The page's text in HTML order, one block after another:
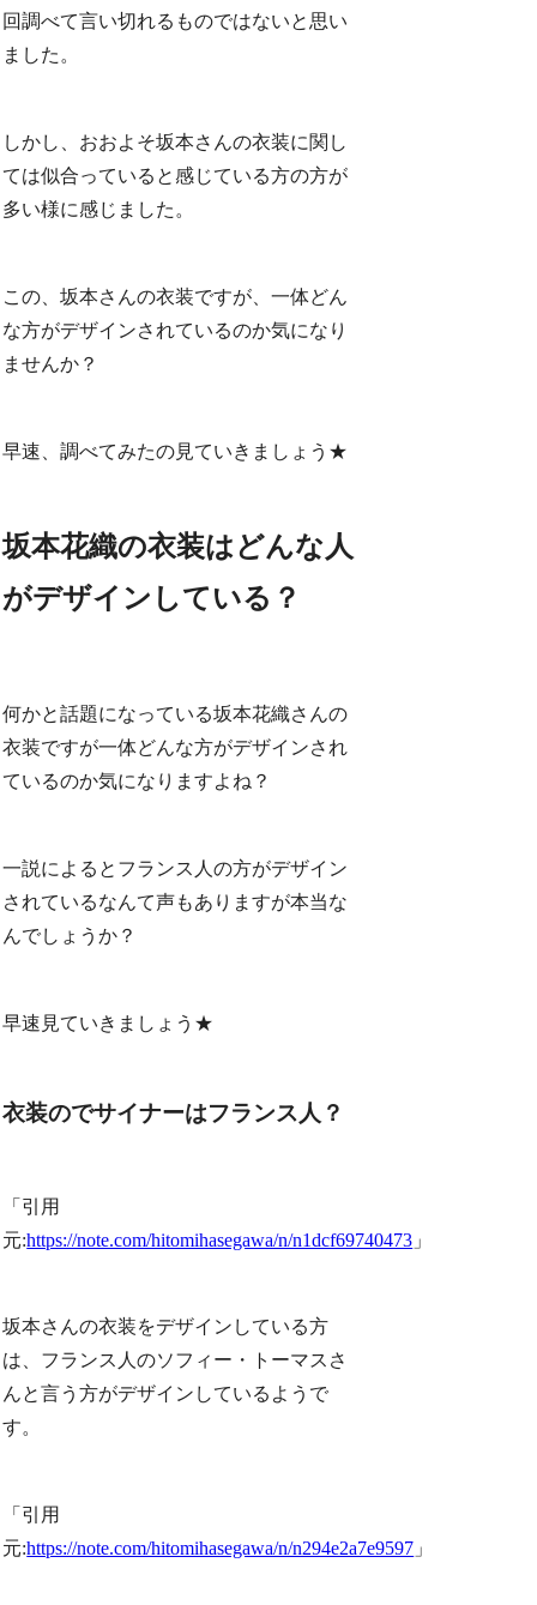
回調べて言い切れるものではないと思い
ました。
しかし、おおよそ坂本さんの衣装に関し
ては似合っていると感じている方の方が
多い様に感じました。
この、坂本さんの衣装ですが、一体どん
な方がデザインされているのか気になり
ませんか？
早速、調べてみたの見ていきましょう★
坂本花織の衣装はどんな人
がデザインしている？
何かと話題になっている坂本花織さんの
衣装ですが一体どんな方がデザインされ
ているのか気になりますよね？
一説によるとフランス人の方がデザイン
されているなんて声もありますが本当な
んでしょうか？
早速見ていきましょう★
衣装のでサイナーはフランス人？
「引用
元:https://note.com/hitomihasegawa/n/n1dcf69740473 」
坂本さんの衣装をデザインしている方
は、フランス人のソフィー・トーマスさ
んと言う方がデザインしているようで
す。
「引用
元:https://note.com/hitomihasegawa/n/n294e2a7e9597 」